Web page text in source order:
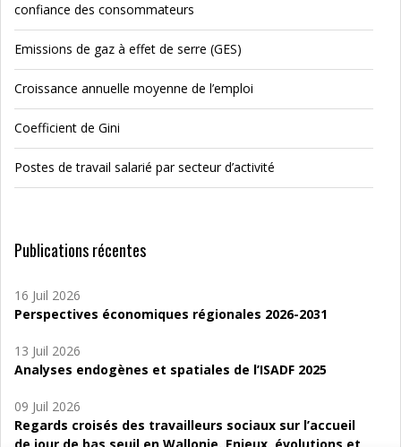
confiance des consommateurs
Emissions de gaz à effet de serre (GES)
Croissance annuelle moyenne de l’emploi
Coefficient de Gini
Postes de travail salarié par secteur d’activité
Publications récentes
16 Juil 2026
Perspectives économiques régionales 2026-2031
13 Juil 2026
Analyses endogènes et spatiales de l’ISADF 2025
09 Juil 2026
Regards croisés des travailleurs sociaux sur l’accueil